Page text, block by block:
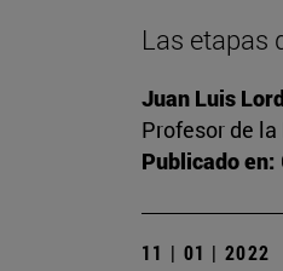
Las etapas
Juan Luis
Profesor de
Publicado en:
11 | 01 | 2022